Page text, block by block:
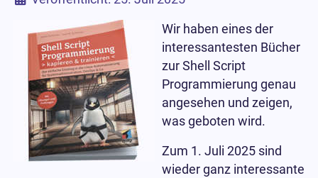
Wir haben eines der
interessantesten Bücher
zur Shell Script
Programmierung genau
angesehen und zeigen,
was geboten wird.
Zum 1. Juli 2025 sind
wieder ganz interessante